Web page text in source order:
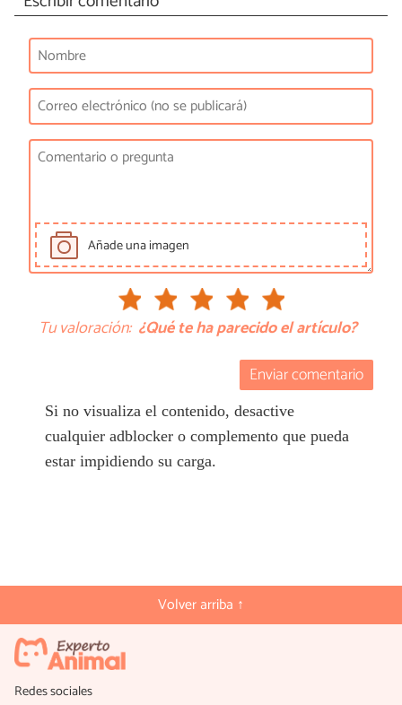
Añade una imagen
Tu valoración: ¿Qué te ha parecido el artículo?
Enviar comentario
Si no visualiza el contenido, desactive
cualquier adblocker o complemento que pueda
estar impidiendo su carga.
Volver arriba ↑
Redes sociales